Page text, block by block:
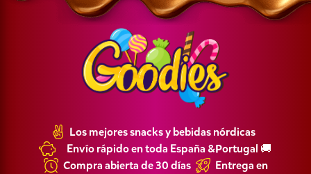
Los mejores snacks y bebidas nórdicas
Envío rápido en toda España &Portugal 🚚
Compra abierta de 30 días
Entrega en